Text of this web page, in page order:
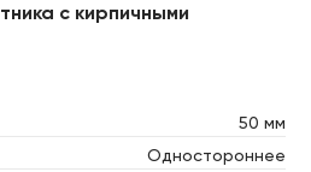
с кирпичными
50 мм
Одностороннее